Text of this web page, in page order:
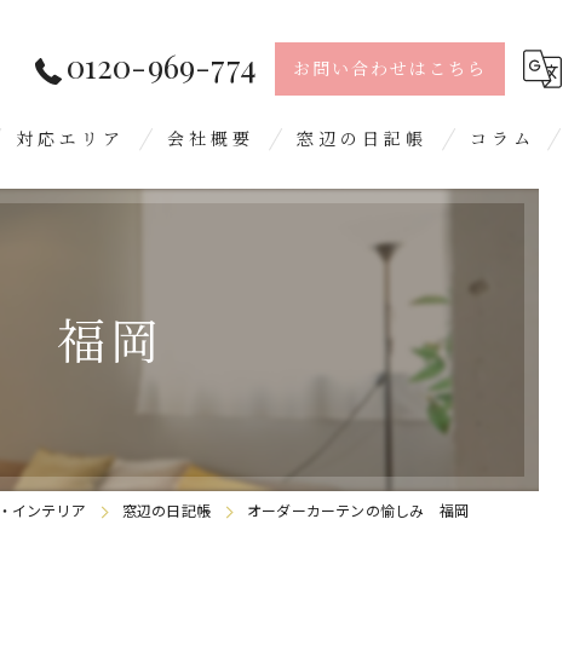
0120-969-774 お問い合わせはこちら
対応エリア
春日市
会社概要 窓辺の日記帳 コラム
福岡
インテリア 窓辺の日記帳 オーダーカーテンの愉しみ 福岡